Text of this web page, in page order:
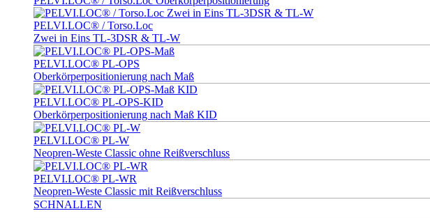
PELVI.LOC® / Torso.Loc
Zwei in Eins TL-3DSR & TL-W
PELVI.LOC® PL-OPS
Oberkörperpositionierung nach Maß
PELVI.LOC® PL-OPS-KID
Oberkörperpositionierung nach Maß KID
PELVI.LOC® PL-W
Neopren-Weste Classic ohne Reißverschluss
PELVI.LOC® PL-WR
Neopren-Weste Classic mit Reißverschluss
SCHNALLEN